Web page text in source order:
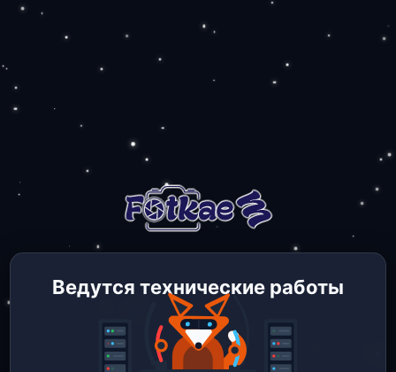
Ведутся технические работы